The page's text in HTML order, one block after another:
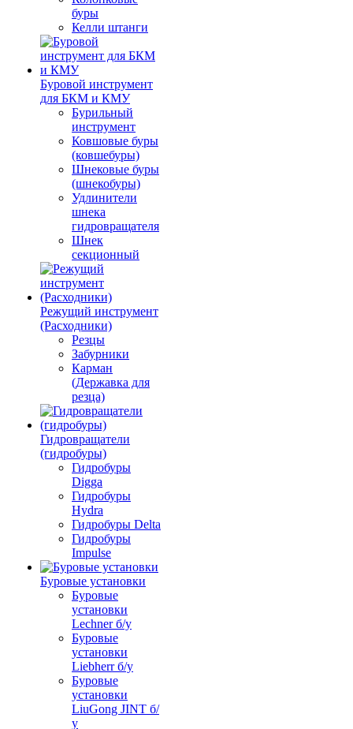
буры
Келли штанги
Буровой инструмент
для БКМ и КМУ
Бурильный
инструмент
Ковшовые буры
(ковшебуры)
Шнековые буры
(шнекобуры)
Удлинители
шнека
гидровращателя
Шнек
секционный
Режущий инструмент
(Расходники)
Резцы
Забурники
Карман
(Державка для
резца)
Гидровращатели
(гидробуры)
Гидробуры
Digga
Гидробуры
Hydra
Гидробуры Delta
Гидробуры
Impulse
Буровые установки
Буровые
установки
Lechner б/у
Буровые
установки
Liebherr б/у
Буровые
установки
LiuGong JINT б/
у